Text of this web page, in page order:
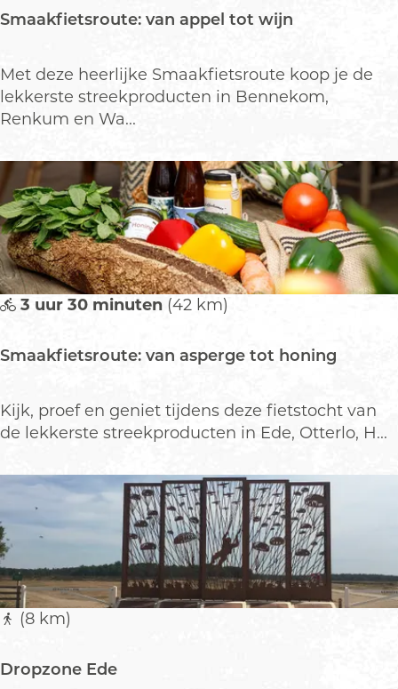
Smaakfietsroute: van appel tot wijn
S
m
a
k
i
e
t
s
r
o
t
:
v
n
p
p
e
l
t
o
w
Met deze heerlijke Smaakfietsroute koop je de
lekkerste streekproducten in Bennekom,
Renkum en Wa...
Smaakfietsroute: van asperge tot honing
S
m
a
f
i
e
t
s
u
3 uur 30 minuten (42 km)
Kijk, proef en geniet tijdens deze fietstocht van
de lekkerste streekproducten in Ede, Otterlo, H...
Dropzone Ede
(8 km)